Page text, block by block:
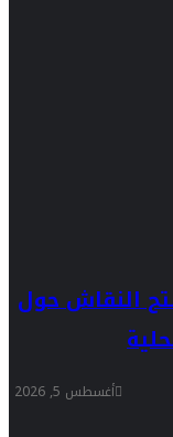
النقاش حول
أغسطس 5, 2026